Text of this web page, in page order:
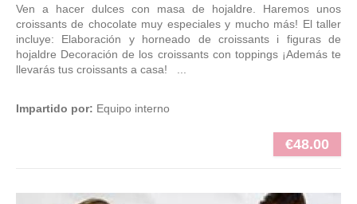
Ven a hacer dulces con masa de hojaldre. Haremos unos
croissants de chocolate muy especiales y mucho más! El taller
incluye: Elaboración y horneado de croissants i figuras de
hojaldre Decoración de los croissants con toppings ¡Además te
llevarás tus croissants a casa! ...
Impartido por: Equipo interno
€48.00